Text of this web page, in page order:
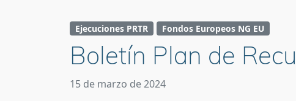
Ejecuciones PRTR Fondos Europeos NG EU
Boletín Plan de
15 de marzo de 2024